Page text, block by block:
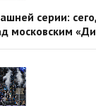
серии:
московским